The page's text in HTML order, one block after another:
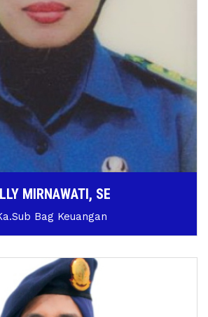
MIRNAWATI, SE
Bag Keuangan